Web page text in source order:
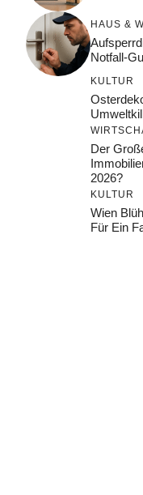
HAUS &
Notfall-
KULTUR
Der
2026?
KULTUR
Wien
Für Ein